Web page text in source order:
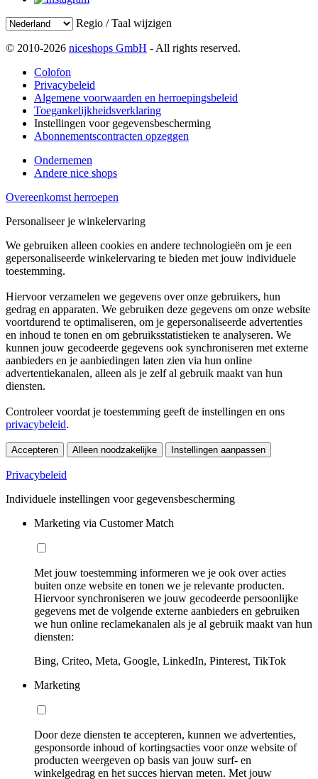
Regio / Taal wijzigen
© 2010-2026 niceshops GmbH - All rights reserved.
Colofon
Privacybeleid
Algemene voorwaarden en herroepingsbeleid
Toegankelijkheidsverklaring
Instellingen voor gegevensbescherming
Abonnementscontracten opzeggen
Ondernemen
Andere nice shops
Overeenkomst herroepen
Personaliseer je winkelervaring
We gebruiken alleen cookies en andere technologieën om je een
gepersonaliseerde winkelervaring te bieden met jouw individuele
toestemming.
Hiervoor verzamelen we gegevens over onze gebruikers, hun
gedrag en apparaten. We gebruiken deze gegevens om onze website
voortdurend te optimaliseren, om je gepersonaliseerde advertenties
en inhoud te tonen en om gebruiksstatistieken te analyseren. We
kunnen jouw gecodeerde gegevens ook synchroniseren met externe
aanbieders en je aanbiedingen laten zien via hun online
advertentiekanalen, alleen als je zelf al gebruik maakt van hun
diensten.
Controleer voordat je toestemming geeft de instellingen en ons
privacybeleid.
Accepteren Alleen noodzakelijke Instellingen aanpassen
Privacybeleid
Individuele instellingen voor gegevensbescherming
Marketing via Customer Match
Met jouw toestemming informeren we je ook over acties
buiten onze website en tonen we je relevante producten.
Hiervoor synchroniseren we jouw gecodeerde persoonlijke
gegevens met de volgende externe aanbieders en gebruiken
we hun online reclamekanalen als je al gebruik maakt van hun
diensten:
Bing, Criteo, Meta, Google, LinkedIn, Pinterest, TikTok
Marketing
Door deze diensten te accepteren, kunnen we advertenties,
gesponsorde inhoud of kortingsacties voor onze website of
producten weergeven op basis van jouw surf- en
winkelgedrag en het succes hiervan meten. Met jouw